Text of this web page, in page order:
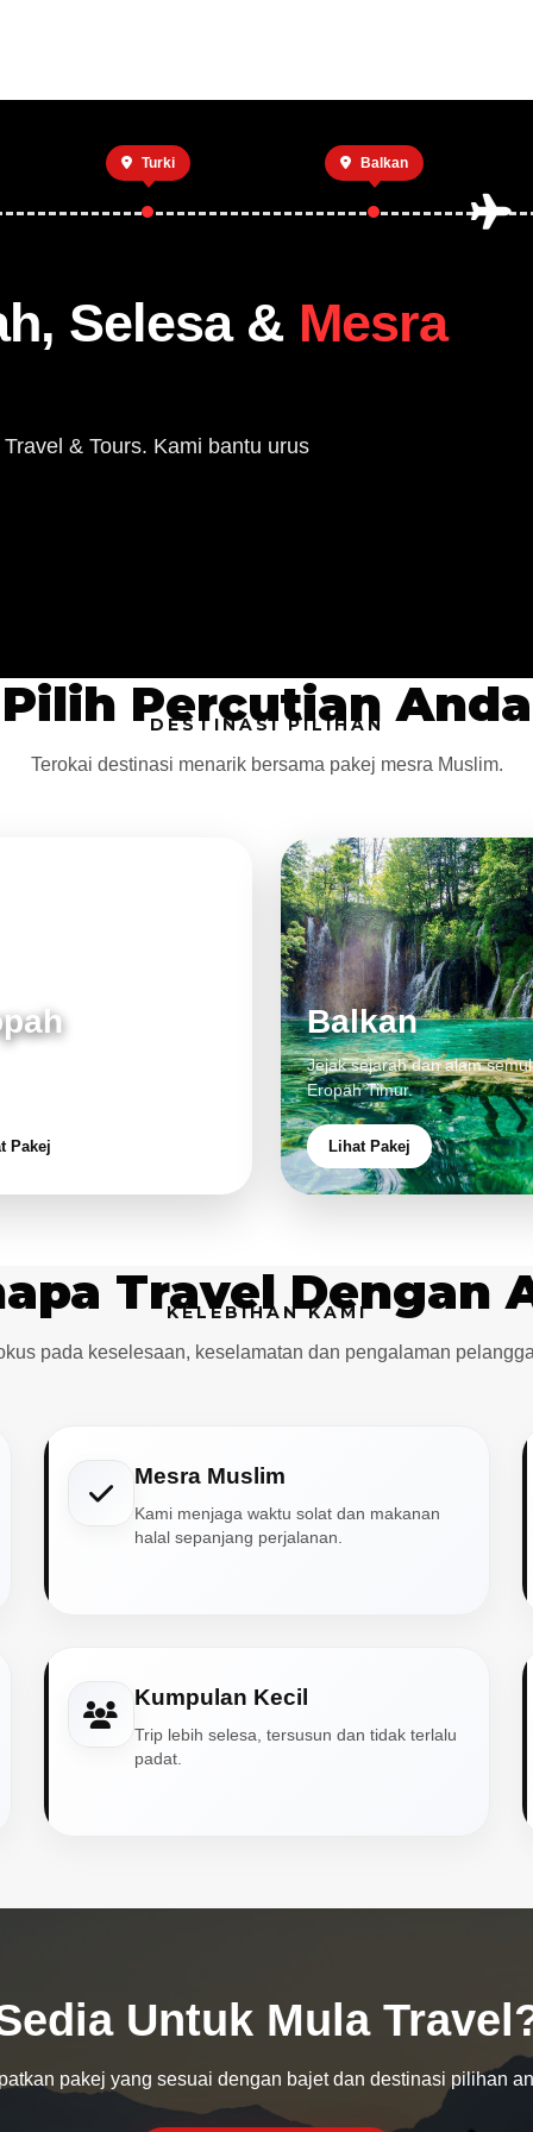
Turki Balkan
Selesa & Mesra
& Tours. Kami bantu urus
DESTINASI PILIHAN
Pilih Percutian Anda
Terokai destinasi menarik bersama pakej mesra Muslim.
Pakej
Balkan
Jejak sejarah dan alam
Eropah Timur.
Lihat Pakej
KELEBIHAN KAMI
Travel Dengan
pada keselesaan, keselamatan dan pengalaman
Mesra Muslim
Kami menjaga waktu solat dan makanan
halal sepanjang perjalanan.
Kumpulan Kecil
Trip lebih selesa, tersusun dan tidak terlalu
padat.
Untuk Mula
pakej yang sesuai dengan bajet dan destinasi pilihan